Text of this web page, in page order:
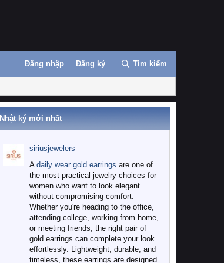
Đăng nhập Đăng ký Tìm kiếm
Nhật ký mới nhất
siriusjewelers
A daily wear gold earrings are one of
the most practical jewelry choices for
women who want to look elegant
without compromising comfort.
Whether you're heading to the office,
attending college, working from home,
or meeting friends, the right pair of
gold earrings can complete your look
effortlessly. Lightweight, durable, and
timeless, these earrings are designed